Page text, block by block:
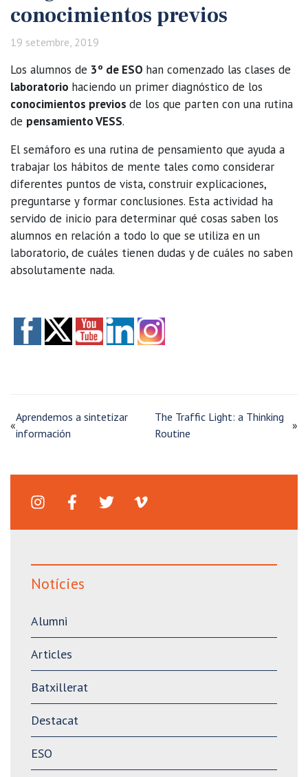
conocimientos previos
19 setembre, 2019
Los alumnos de 3º de ESO han comenzado las clases de
laboratorio haciendo un primer diagnóstico de los
conocimientos previos de los que parten con una rutina
de pensamiento VESS.
El semáforo es una rutina de pensamiento que ayuda a
trabajar los hábitos de mente tales como considerar
diferentes puntos de vista, construir explicaciones,
preguntarse y formar conclusiones. Esta actividad ha
servido de inicio para determinar qué cosas saben los
alumnos en relación a todo lo que se utiliza en un
laboratorio, de cuáles tienen dudas y de cuáles no saben
absolutamente nada.
«
Aprendemos a sintetizar
información
The Traffic Light: a Thinking
Routine
»
Notícies
Alumni
Articles
Batxillerat
Destacat
ESO